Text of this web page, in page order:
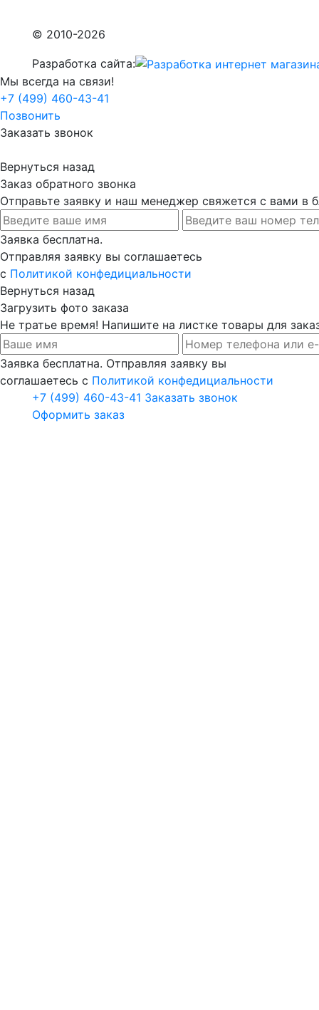
© 2010-2026
Разработка сайта:
Мы всегда на связи!
+7 (499) 460-43-41
Позвонить
Заказать звонок
Вернуться назад
Заказ обратного звонка
Отправьте заявку и наш менеджер свяжется с вами в
Заявка бесплатна.
Отправляя заявку вы соглашаетесь
с Политикой конфедициальности
Вернуться назад
Загрузить фото заказа
Не тратье время! Напишите на листке товары для
Заявка бесплатна. Отправляя заявку вы
соглашаетесь с Политикой конфедициальности
+7 (499) 460-43-41 Заказать звонок
Оформить заказ